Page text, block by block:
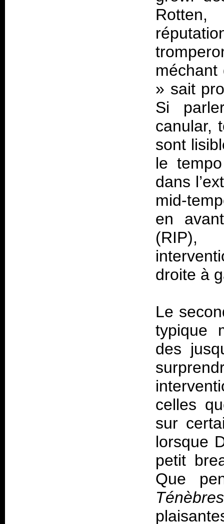
» sait
Si
canular,
sont
le
dans
mid-
en
(RIP),
droite à
Le
typique
des
celles
sur
lorsque
petit
Que